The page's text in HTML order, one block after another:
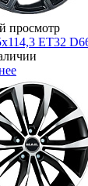
просмотр
ET32